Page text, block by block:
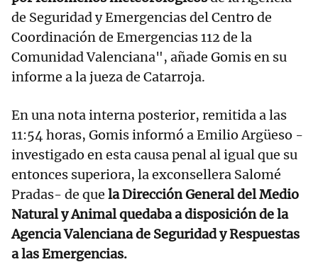
de Seguridad y Emergencias del Centro de
Coordinación de Emergencias 112 de la
Comunidad Valenciana", añade Gomis en su
informe a la jueza de Catarroja.
En una nota interna posterior, remitida a las
11:54 horas, Gomis informó a Emilio Argüeso -
investigado en esta causa penal al igual que su
entonces superiora, la exconsellera Salomé
Pradas- de que la Dirección General del Medio
Natural y Animal quedaba a disposición de la
Agencia Valenciana de Seguridad y Respuestas
a las Emergencias.